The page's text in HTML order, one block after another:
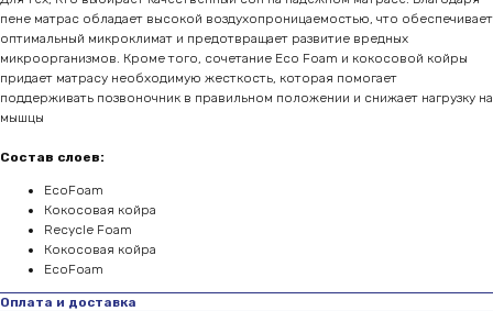
пене матрас обладает высокой воздухопроницаемостью, что обеспечивает
оптимальный микроклимат и предотвращает развитие вредных
микроорганизмов. Кроме того, сочетание Eco Foam и кокосовой койры
придает матрасу необходимую жесткость, которая помогает
поддерживать позвоночник в правильном положении и снижает нагрузку на
мышцы
Состав слоев:
EcoFoam
Кокосовая койра
Recycle Foam
Кокосовая койра
EcoFoam
Оплата и доставка